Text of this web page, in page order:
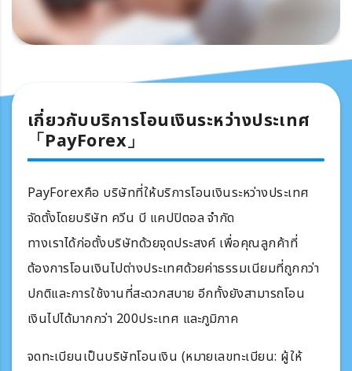
เกี่ยวกับบริการโอนเงินระหว่างประเทศ
「PayForex」
PayForexคือ บริษัทที่ให้บริการโอนเงินระหว่างประเทศ
จัดตั้งโดยบริษัท ควีน บี แคปปิตอล จำกัด
ทางเราได้ก่อตั้งบริษัทด้วยจุดประสงค์ เพื่อคุณลูกค้าที่
ต้องการโอนเงินไปต่างประเทศด้วยค่าธรรมเนียมที่ถูกกว่า
ปกติและการใช้งานที่สะดวกสบาย อีกทั้งยังสามารถโอน
เงินไปได้มากกว่า 200ประเทศ และภูมิภาค
จดทะเบียนเป็นบริษัทโอนเงิน (หมายเลขทะเบียน: ผู้ให้